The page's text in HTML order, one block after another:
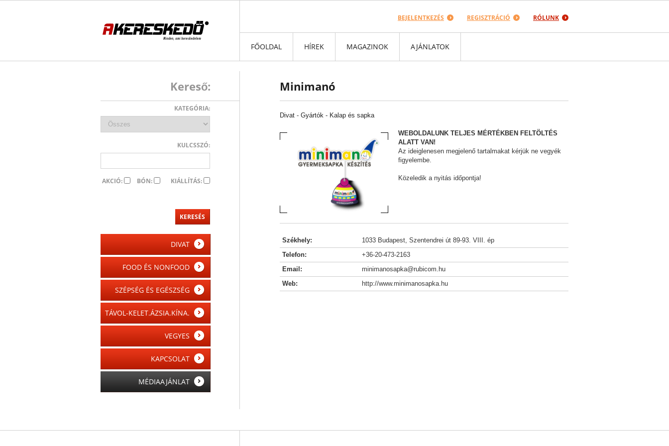
RÓLUNK
REGISZTRÁCIÓ
BEJELENTKEZÉS
FŐOLDAL HÍREK MAGAZINOK AJÁNLATOK
Minimanó
Divat - Gyártók - Kalap és sapka
WEBOLDALUNK TELJES MÉRTÉKBEN FELTÖLTÉS
ALATT VAN!
Az ideiglenesen megjelenő tartalmakat kérjük ne vegyék
figyelembe.
Közeledik a nyitás időpontja!
Székhely:
1033 Budapest, Szentendrei út 89-93. VIII. ép
Telefon:
+36-20-473-2163
Email:
minimanosapka@rubicom.hu
Web:
http://www.minimanosapka.hu
Kereső:
KATEGÓRIA:
KULCSSZÓ:
AKCIÓ: BÓN: KIÁLLÍTÁS:
DIVAT
FOOD ÉS NONFOOD
SZÉPSÉG ÉS EGÉSZSÉG
TÁVOL-KELET.ÁZSIA.KÍNA.
VEGYES
KAPCSOLAT
MÉDIAAJÁNLAT